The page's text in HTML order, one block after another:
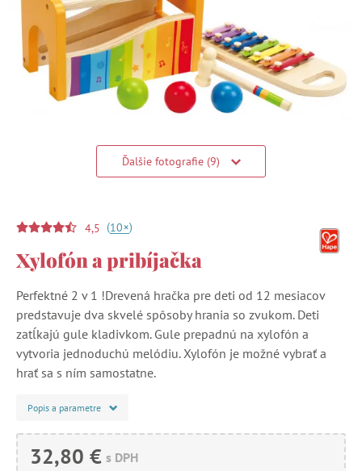
Ďalšie fotografie (9)
4,5 (10+)
Xylofón a pribíjačka
Perfektné 2 v 1 !Drevená hračka pre deti od 12 mesiacov
predstavuje dva skvelé spôsoby hrania so zvukom. Deti
zatĺkajú gule kladivkom. Gule prepadnú na xylofón a
vytvoria jednoduchú melódiu. Xylofón je možné vybrať a
hrať sa s ním samostatne.
Popis a parametre
32,80 € s DPH